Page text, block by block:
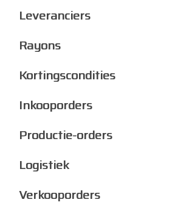
Leveranciers
Rayons
Kortingscondities
Inkooporders
Productie-orders
Logistiek
Verkooporders